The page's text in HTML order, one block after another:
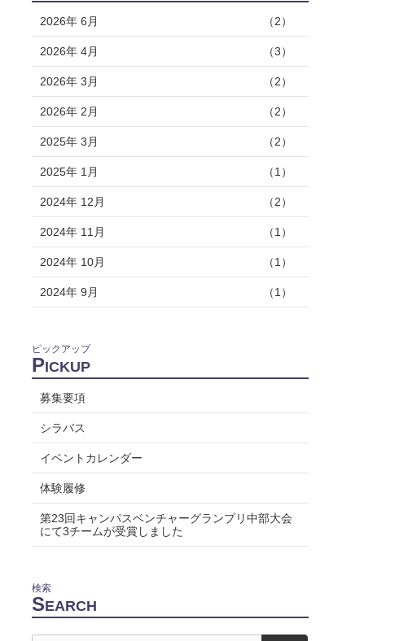
2026年 6月 （2）
2026年 4月 （3）
2026年 3月 （2）
2026年 2月 （2）
2025年 3月 （2）
2025年 1月 （1）
2024年 12月 （2）
2024年 11月 （1）
2024年 10月 （1）
2024年 9月 （1）
ピックアップ
PICKUP
募集要項
シラバス
イベントカレンダー
体験履修
第23回キャンパスベンチャーグランプリ中部大会
にて3チームが受賞しました
検索
SEARCH